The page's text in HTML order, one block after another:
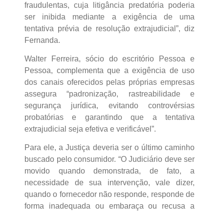
fraudulentas, cuja litigância predatória poderia
ser inibida mediante a exigência de uma
tentativa prévia de resolução extrajudicial”, diz
Fernanda.
Walter Ferreira, sócio do escritório Pessoa e
Pessoa, complementa que a exigência de uso
dos canais oferecidos pelas próprias empresas
assegura “padronização, rastreabilidade e
segurança jurídica, evitando controvérsias
probatórias e garantindo que a tentativa
extrajudicial seja efetiva e verificável”.
Para ele, a Justiça deveria ser o último caminho
buscado pelo consumidor. “O Judiciário deve ser
movido quando demonstrada, de fato, a
necessidade de sua intervenção, vale dizer,
quando o fornecedor não responde, responde de
forma inadequada ou embaraça ou recusa a